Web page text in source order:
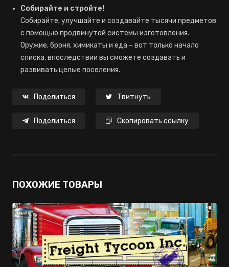
Собирайте и стройте!
Собирайте, улучшайте и создавайте тысячи предметов
с помощью продвинутой системы изготовления.
Оружие, броня, химикаты и еда – вот только начало
списка, впоследствии вы сможете создавать и
развивать целые поселения.
Поделиться Твитнуть
Поделиться Скопировать ссылку
ПОХОЖИЕ ТОВАРЫ